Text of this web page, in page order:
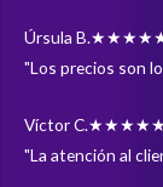
Úrsula B.
"Los precios son
Víctor C.
"La atención al